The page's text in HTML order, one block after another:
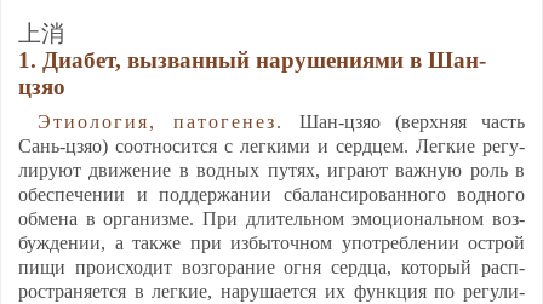
上消
1. Ди­абет, выз­ван­ный на­ру­ше­ни­ями в Шан-
цзяо
Эти­оло­гия, па­то­ге­нез.
Шан-цзяо (верх­няя часть
Сань-цзяо) со­от­но­сит­ся с лег­ки­ми и серд­цем. Лег­кие ре­гу­
ли­ру­ют дви­же­ние в вод­ных пу­тях, иг­ра­ют важ­ную роль в
обес­пе­че­нии и под­дер­жа­нии сба­лан­си­ро­ван­но­го вод­но­го
об­ме­на в ор­га­низ­ме. При дли­тель­ном эмо­ци­ональ­ном воз­
буж­де­нии, а так­же при из­бы­точ­ном упот­реб­ле­нии ост­рой
пи­щи про­ис­хо­дит воз­го­ра­ние ог­ня серд­ца, ко­то­рый расп­
рост­ра­ня­ет­ся в лег­кие, на­ру­ша­ет­ся их функ­ция по ре­гу­ли­